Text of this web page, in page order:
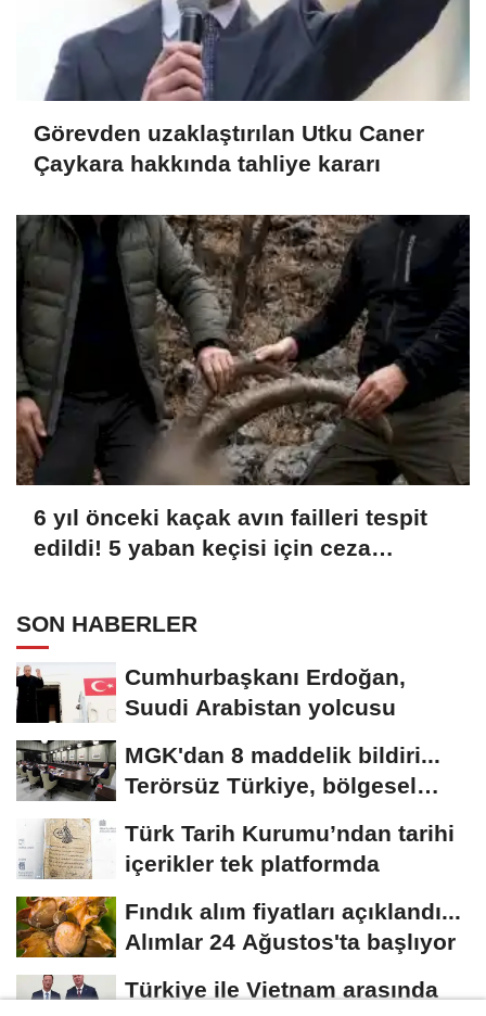
Görevden uzaklaştırılan Utku Caner
Çaykara hakkında tahliye kararı
6 yıl önceki kaçak avın failleri tespit
edildi! 5 yaban keçisi için ceza
SON HABERLER
Cumhurbaşkanı Erdoğan,
Suudi Arabistan yolcusu
MGK'dan 8 maddelik bildiri...
Terörsüz Türkiye, bölgesel
Türk Tarih Kurumu’ndan tarihi
içerikler tek platformda
Fındık alım fiyatları açıklandı...
Alımlar 24 Ağustos'ta başlıyor
Türkiye ile Vietnam arasında